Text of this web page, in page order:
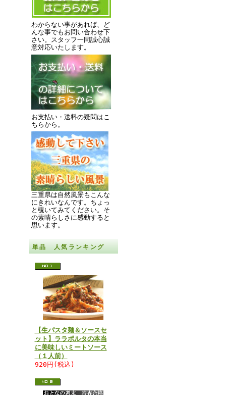
わからない事があれば、ど
んな事でもお問い合わせ下
さい。スタッフ一同誠心誠
意対応いたします。
お支払い・送料の疑問はこ
ちらから。
三重県は自然風景もこんな
にきれいなんです。 ちょっ
と覗いてみてください。 そ
の素晴らしさに感動すると
思います。
単品 人気ランキング
【生パスタ麺＆ソースセ
ット】ララポルタの本当
に美味しいミートソース
（１人前）
920円(税込)